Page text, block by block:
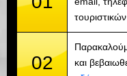
τουριστικών
02
και